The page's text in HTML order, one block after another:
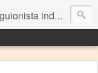
independiente